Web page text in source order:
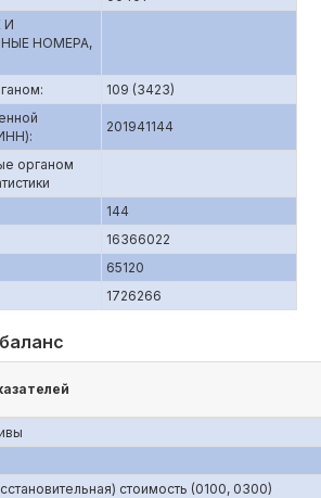
И
НОМЕРА,
109 (3423)
201941144
органом
144
16366022
65120
1726266
стоимость (0100, 0300)